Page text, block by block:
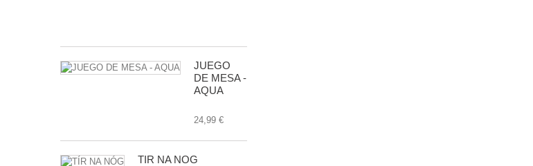
JUEGO
DE MESA -
AQUA
24,99 €
TÍR NA NÓG